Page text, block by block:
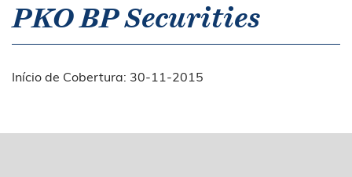
MEDIA
CARREIRAS
PKO BP Securities
Início de Cobertura: 30-11-2015